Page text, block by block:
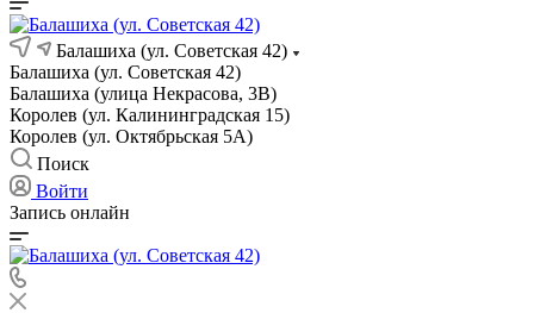
Балашиха (ул. Советская 42)
Балашиха (ул. Советская 42)
Балашиха (улица Некрасова, 3В)
Королев (ул. Калининградская 15)
Королев (ул. Октябрьская 5А)
Поиск
Войти
Запись онлайн